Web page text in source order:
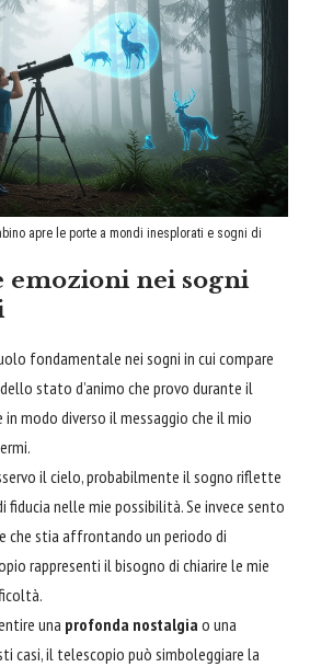
apre le porte a mondi inesplorati e sogni di
nei sogni
fondamentale nei sogni in cui compare
stato d’animo che provo durante il
modo diverso il messaggio che il mio
il cielo, probabilmente il sogno riflette
nelle mie possibilità. Se invece sento
che stia affrontando un periodo di
rappresenti il bisogno di chiarire le mie
una profonda nostalgia o una
casi, il telescopio può simboleggiare la